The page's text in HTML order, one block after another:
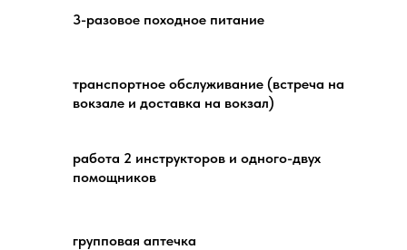
3-разовое походное питание
транспортное обслуживание (встреча на
вокзале и доставка на вокзал)
работа 2 инструкторов и одного-двух
помощников
групповая аптечка